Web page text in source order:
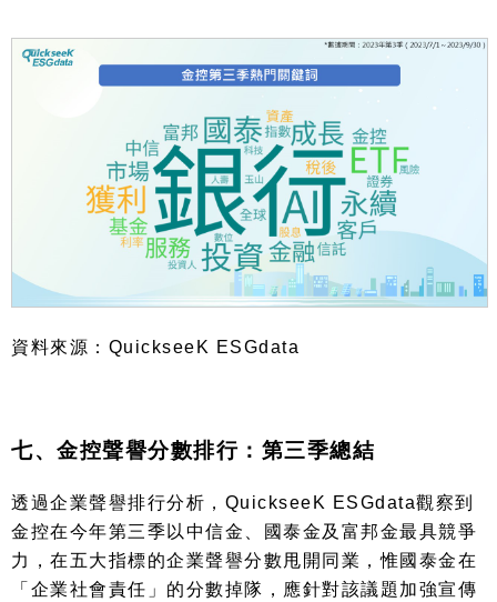
資料來源： QuickseeK ESGdata
七、金控聲譽分數排行：第三季總結
透過企業聲譽排行分析， QuickseeK ESGdata觀察到
金控在今年第三季以中信金、國泰金及富邦金最具競爭
力，在五大指標的企業聲譽分數甩開同業，惟國泰金在
「企業社會責任」的分數掉隊，應針對該議題加強宣傳